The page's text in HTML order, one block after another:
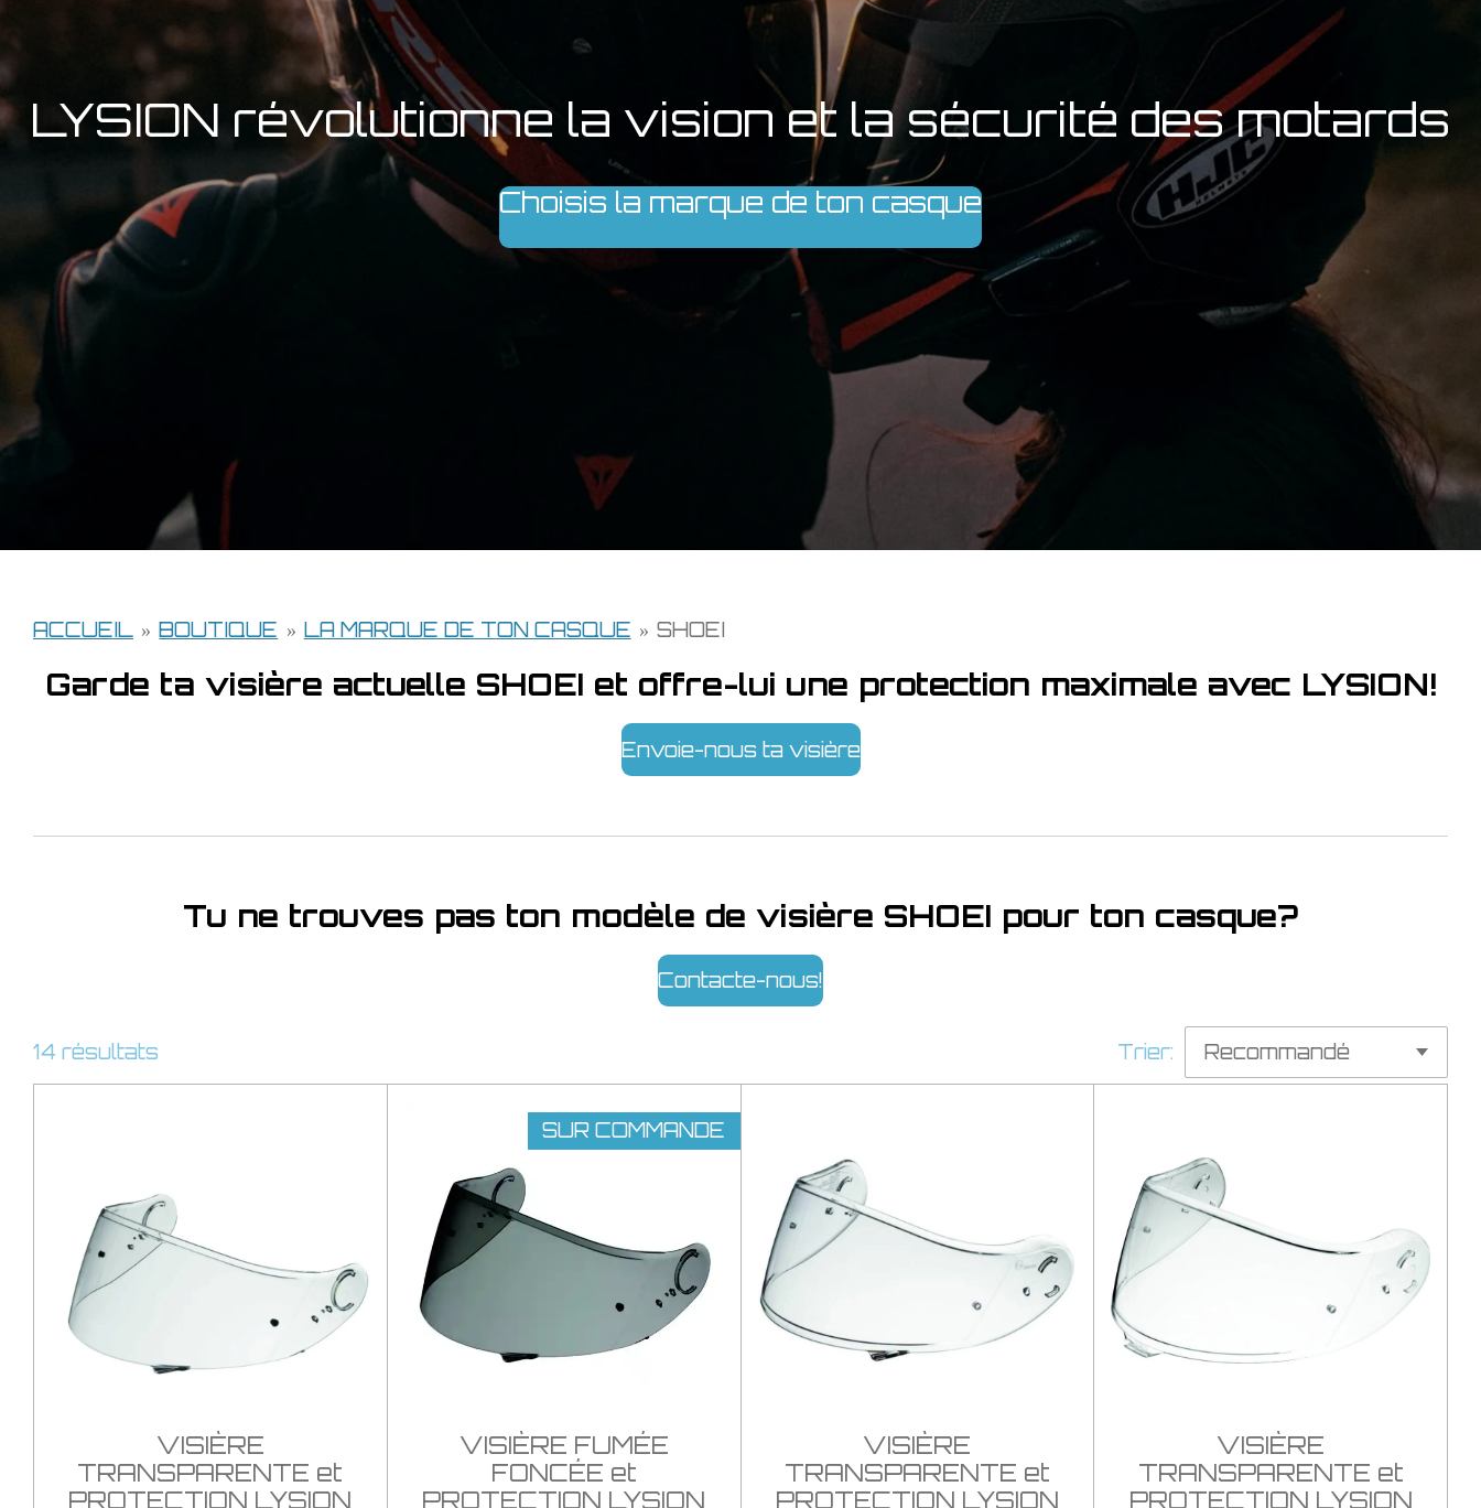
LYSION révolutionne la vision et la sécurité des motards
Choisis la marque de ton casque
ACCUEIL » BOUTIQUE » LA MARQUE DE TON CASQUE » SHOEI
Garde ta visière actuelle SHOEI et offre-lui une protection maximale avec LYSION!
Envoie-nous ta visière
Tu ne trouves pas ton modèle de visière SHOEI pour ton casque?
Contacte-nous!
14 résultats Trier:
VISIÈRE
TRANSPARENTE et
PROTECTION LYSION
SUR COMMANDE
VISIÈRE FUMÉE
FONCÉE et
PROTECTION LYSION
VISIÈRE
TRANSPARENTE et
PROTECTION LYSION
VISIÈRE
TRANSPARENTE et
PROTECTION LYSION